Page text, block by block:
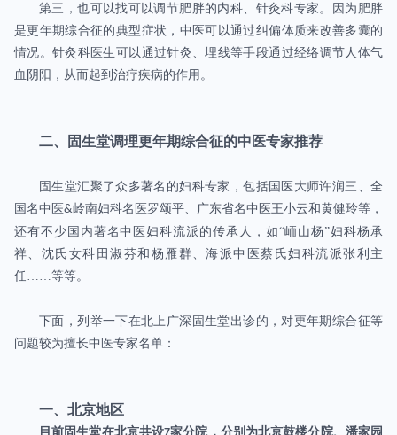
第三，也可以找可以调节肥胖的内科、针灸科专家。因为肥胖
是更年期综合征的典型症状，中医可以通过纠偏体质来改善多囊的
情况。针灸科医生可以通过针灸、埋线等手段通过经络调节人体气
血阴阳，从而起到治疗疾病的作用。
二、固生堂调理更年期综合征的中医专家推荐
固生堂汇聚了众多著名的妇科专家，包括国医大师许润三、全
国名中医&岭南妇科名医罗颂平、广东省名中医王小云和黄健玲等，
还有不少国内著名中医妇科流派的传承人，如“峏山杨”妇科杨承
祥、沈氏女科田淑芬和杨雁群、海派中医蔡氏妇科流派张利主
任……等等。
下面，列举一下在北上广深固生堂出诊的，对更年期综合征等
问题较为擅长中医专家名单：
一、北京地区
目前固生堂在北京共设 家分院，分别为北京鼓楼分院、潘家园